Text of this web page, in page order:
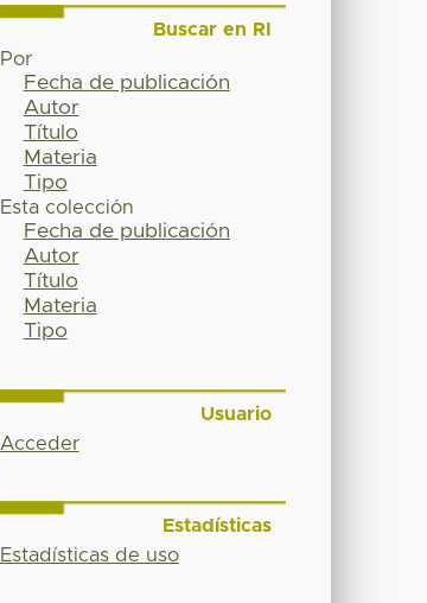
Buscar en RI
Por
Fecha de publicación
Autor
Título
Materia
Tipo
Esta colección
Fecha de publicación
Autor
Título
Materia
Tipo
Usuario
Acceder
Estadísticas
Estadísticas de uso